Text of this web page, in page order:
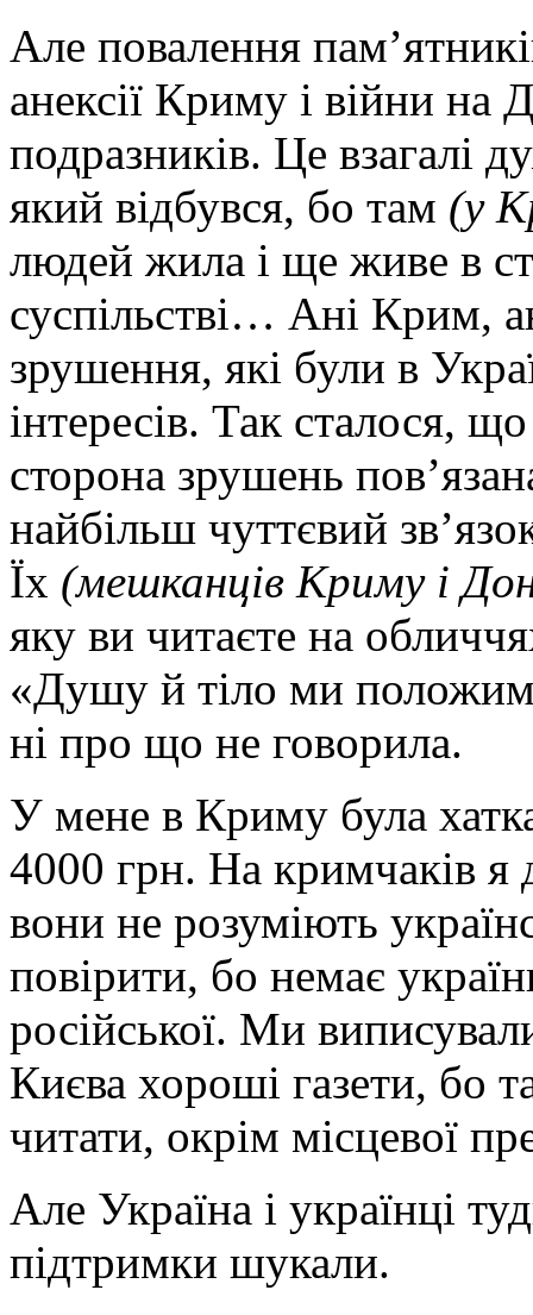
Але повалення
анексії Криму і війни на
подразників. Це взагалі
який відбувся, бо там (у
людей жила і ще живе в
суспільстві… Ані Крим,
зрушення, які були в
інтересів. Так сталося,
сторона зрушень
найбільш чуттєвий
Їх (мешканців Криму і
яку ви читаєте на
«Душу й тіло ми
ні про що не говорила.
У мене в Криму була
4000 грн. На кримчаків я
вони не розуміють
повірити, бо немає
російської. Ми
Києва хороші газети, бо
читати, окрім місцевої
Але Україна і українці
підтримки шукали.